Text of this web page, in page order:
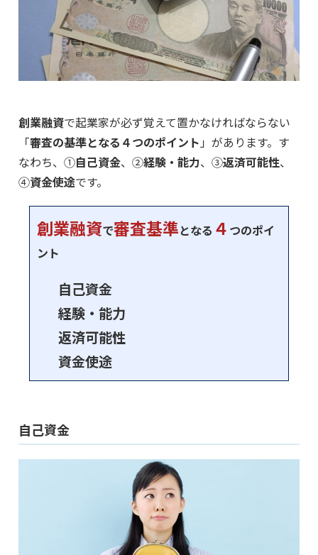
創業融資で起業家が必ず覚えて置かなければならない
「審査の基準となる４つのポイント 」があります。す
なわち、①自己資金、②経験・能力、③返済可能性、
④資金使途です。
創業融資で審査基準となる ４ つのポイ
ント
自己資金
経験・能力
返済可能性
資金使途
自己資金